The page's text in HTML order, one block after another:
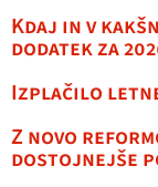
Kdaj in v
dodatek za
Izplačilo
Z novo
dostojnejše